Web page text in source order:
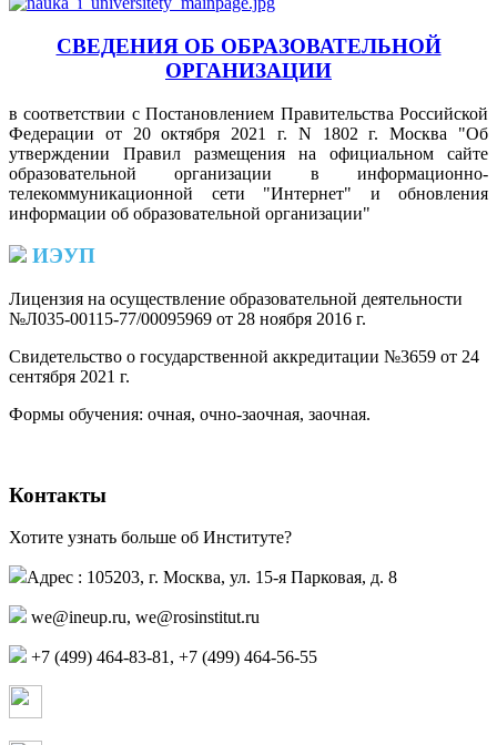
СВЕДЕНИЯ ОБ ОБРАЗОВАТЕЛЬНОЙ
ОРГАНИЗАЦИИ
в соответствии с Постановлением Правительства Российской
Федерации от 20 октября 2021 г. N 1802 г. Москва "Об
утверждении Правил размещения на официальном сайте
образовательной организации в информационно-
телекоммуникационной сети "Интернет" и обновления
информации об образовательной организации"
ИЭУП
Лицензия на осуществление образовательной деятельности
№Л035-00115-77/00095969 от 28 ноября 2016 г.
Свидетельство о государственной аккредитации №3659 от 24
сентября 2021 г.
Формы обучения: очная, очно-заочная, заочная.
Контакты
Хотите узнать больше об Институте?
Адрес : 105203, г. Москва, ул. 15-я Парковая, д. 8
we@ineup.ru, we@rosinstitut.ru
+7 (499) 464-83-81, +7 (499) 464-56-55